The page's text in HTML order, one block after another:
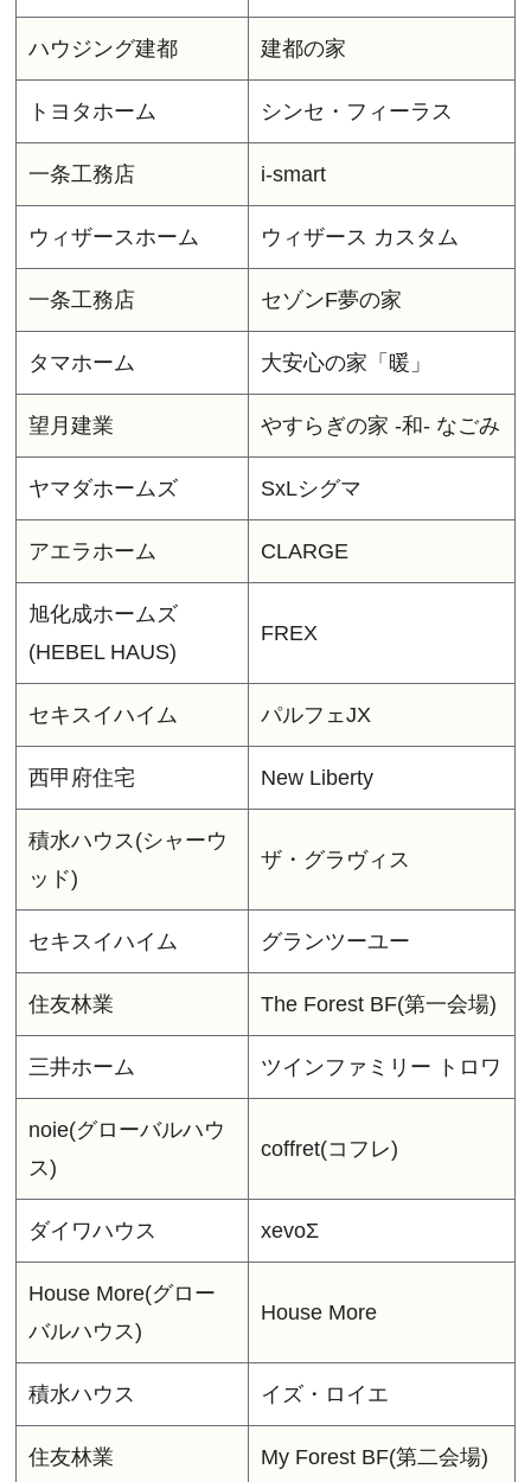
ハウジング建都 建都の家
トヨタホーム シンセ・フィーラス
一条工務店 i-smart
ウィザースホーム ウィザース カスタム
一条工務店 セゾンF夢の家
タマホーム 大安心の家「暖」
望月建業 やすらぎの家 -和- なごみ
ヤマダホームズ SxLシグマ
アエラホーム CLARGE
旭化成ホームズ
(HEBEL HAUS)
FREX
セキスイハイム パルフェJX
西甲府住宅 New Liberty
積水ハウス(シャーウ
ッド)
ザ・グラヴィス
セキスイハイム グランツーユー
住友林業 The Forest BF(第一会場)
三井ホーム ツインファミリー トロワ
noie(グローバルハウ
ス)
coffret(コフレ)
ダイワハウス xevoΣ
House More(グロー
バルハウス)
House More
積水ハウス イズ・ロイエ
住友林業 My Forest BF(第二会場)